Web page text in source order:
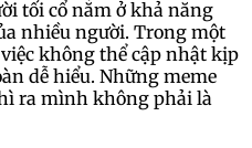
tối cổ nằm ở khả năng
nhiều người. Trong một
không thể cập nhật kịp
dễ hiểu. Những meme
ra mình không phải là